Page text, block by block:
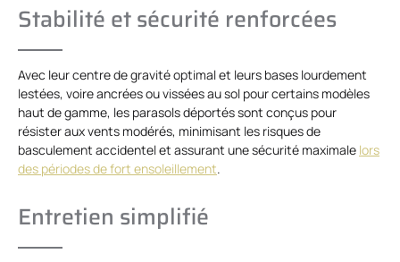
Stabilité et sécurité renforcées
Avec leur centre de gravité optimal et leurs bases lourdement
lestées, voire ancrées ou vissées au sol pour certains modèles
haut de gamme, les parasols déportés sont conçus pour
résister aux vents modérés, minimisant les risques de
basculement accidentel et assurant une sécurité maximale lors
des périodes de fort ensoleillement.
Entretien simplifié